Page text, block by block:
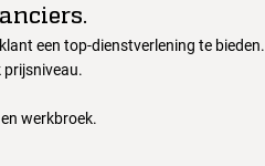
een top-dienstverlening te bieden.
prijsniveau.
werkbroek.